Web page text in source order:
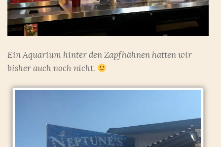
Ein Aquarium hinter den Zapfhähnen hatten wir
bisher auch noch nicht.